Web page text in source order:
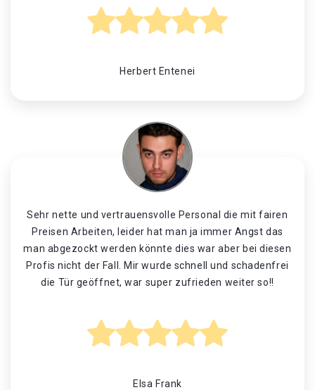
Herbert Entenei
Sehr nette und vertrauensvolle Personal die mit fairen
Preisen Arbeiten, leider hat man ja immer Angst das
man abgezockt werden könnte dies war aber bei diesen
Profis nicht der Fall. Mir wurde schnell und schadenfrei
die Tür geöffnet, war super zufrieden weiter so!!
Elsa Frank